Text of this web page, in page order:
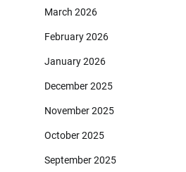
March 2026
February 2026
January 2026
December 2025
November 2025
October 2025
September 2025